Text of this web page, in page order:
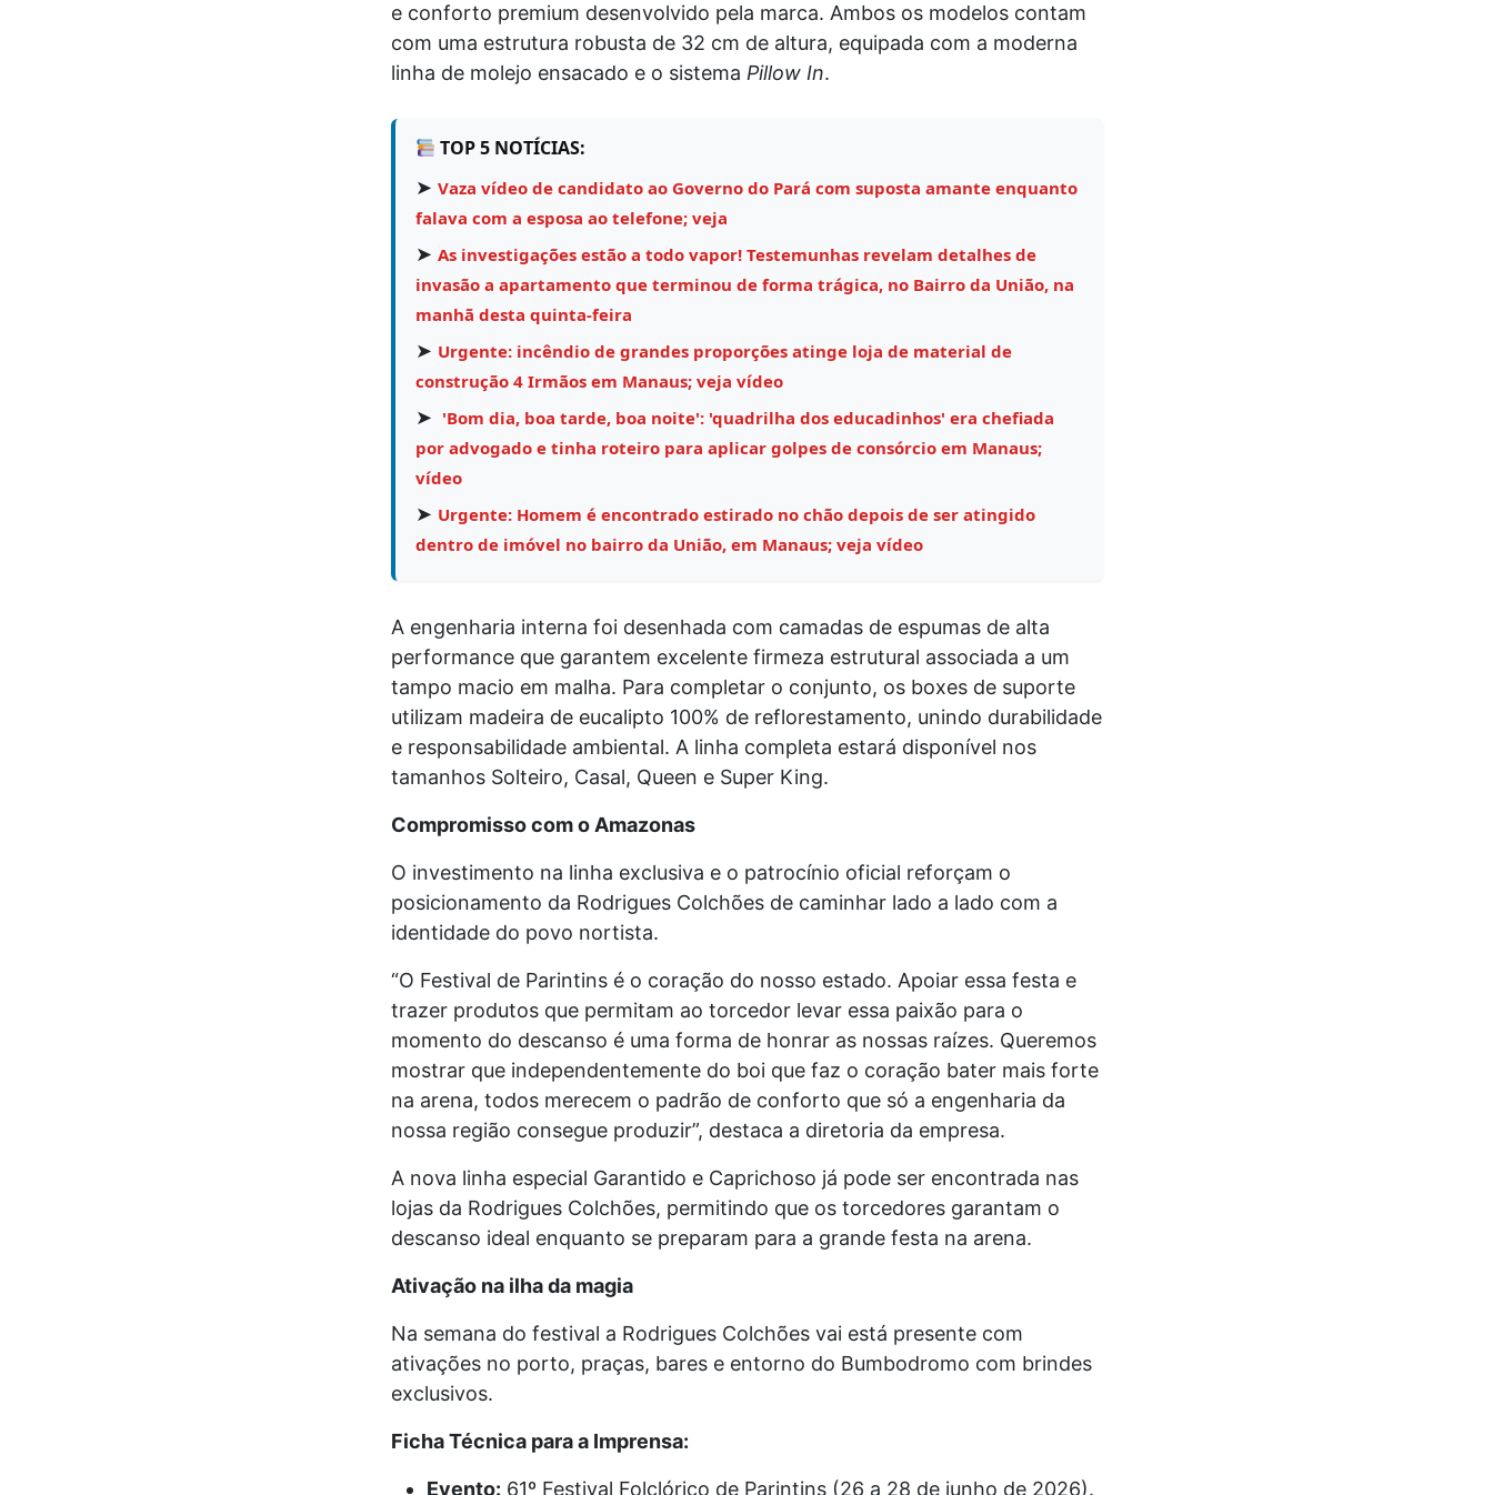
e conforto premium desenvolvido pela marca. Ambos os modelos contam
com uma estrutura robusta de 32 cm de altura, equipada com a moderna
linha de molejo ensacado e o sistema Pillow In.
TOP 5 NOTÍCIAS:
➤ Vaza vídeo de candidato ao Governo do Pará com suposta amante enquanto
falava com a esposa ao telefone; veja
➤ As investigações estão a todo vapor! Testemunhas revelam detalhes de
invasão a apartamento que terminou de forma trágica, no Bairro da União, na
manhã desta quinta-feira
➤ Urgente: incêndio de grandes proporções atinge loja de material de
construção 4 Irmãos em Manaus; veja vídeo
➤ 'Bom dia, boa tarde, boa noite': 'quadrilha dos educadinhos' era chefiada
por advogado e tinha roteiro para aplicar golpes de consórcio em Manaus;
vídeo
➤ Urgente: Homem é encontrado estirado no chão depois de ser atingido
dentro de imóvel no bairro da União, em Manaus; veja vídeo
A engenharia interna foi desenhada com camadas de espumas de alta
performance que garantem excelente firmeza estrutural associada a um
tampo macio em malha. Para completar o conjunto, os boxes de suporte
utilizam madeira de eucalipto 100% de reflorestamento, unindo durabilidade
e responsabilidade ambiental. A linha completa estará disponível nos
tamanhos Solteiro, Casal, Queen e Super King.
Compromisso com o Amazonas
O investimento na linha exclusiva e o patrocínio oficial reforçam o
posicionamento da Rodrigues Colchões de caminhar lado a lado com a
identidade do povo nortista.
“O Festival de Parintins é o coração do nosso estado. Apoiar essa festa e
trazer produtos que permitam ao torcedor levar essa paixão para o
momento do descanso é uma forma de honrar as nossas raízes. Queremos
mostrar que independentemente do boi que faz o coração bater mais forte
na arena, todos merecem o padrão de conforto que só a engenharia da
nossa região consegue produzir”, destaca a diretoria da empresa.
A nova linha especial Garantido e Caprichoso já pode ser encontrada nas
lojas da Rodrigues Colchões, permitindo que os torcedores garantam o
descanso ideal enquanto se preparam para a grande festa na arena.
Ativação na ilha da magia
Na semana do festival a Rodrigues Colchões vai está presente com
ativações no porto, praças, bares e entorno do Bumbodromo com brindes
exclusivos.
Ficha Técnica para a Imprensa:
Evento: 61º Festival Folclórico de Parintins (26 a 28 de junho de 2026).